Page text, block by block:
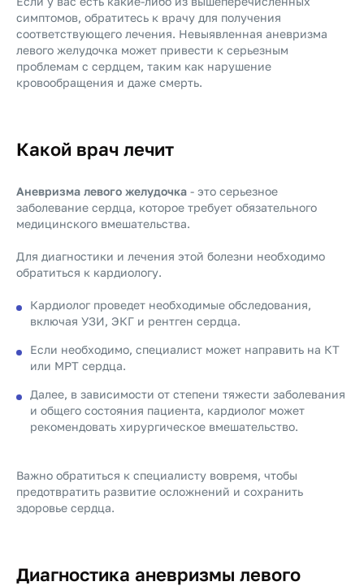
симптомов, обратитесь к врачу для получения
соответствующего лечения. Невыявленная аневризма
левого желудочка может привести к серьезным
проблемам с сердцем, таким как нарушение
кровообращения и даже смерть.
Какой врач лечит
Аневризма левого желудочка - это серьезное
заболевание сердца, которое требует обязательного
медицинского вмешательства.
Для диагностики и лечения этой болезни необходимо
обратиться к кардиологу.
Кардиолог проведет необходимые обследования,
включая УЗИ, ЭКГ и рентген сердца.
Если необходимо, специалист может направить на КТ
или МРТ сердца.
Далее, в зависимости от степени тяжести заболевания
и общего состояния пациента, кардиолог может
рекомендовать хирургическое вмешательство.
Важно обратиться к специалисту вовремя, чтобы
предотвратить развитие осложнений и сохранить
здоровье сердца.
Диагностика аневризмы левого